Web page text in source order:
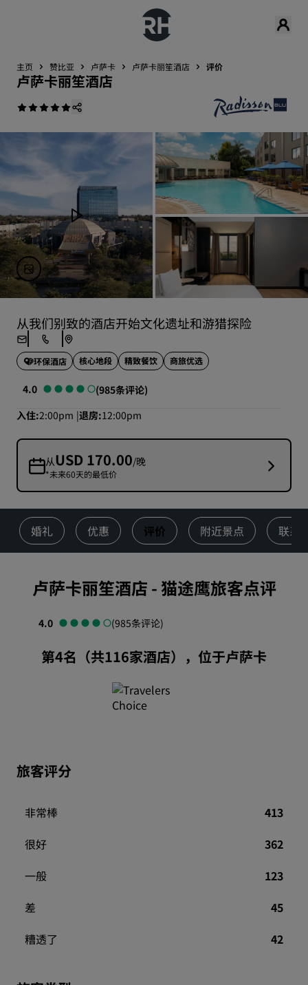
主页 赞比亚 卢萨卡 卢萨卡丽笙酒店 评价
卢萨卡丽笙酒店
从我们别致的酒店开始文化遗址和游猎探险
环保酒店 核心地段 精致餐饮 商旅优选
4.0
(985条评论)
入住 2:00pm 退房 12:00pm
从USD 170.00/晚
*未来60天的最低价
婚礼 优惠 评价 附近景点 联系
卢萨卡丽笙酒店 -猫途鹰旅客点评
4.0 (985条评论)
第4名（共116家酒店），位于卢萨卡
旅客评分
非常棒
413
很好
362
一般
123
差
45
糟透了
42